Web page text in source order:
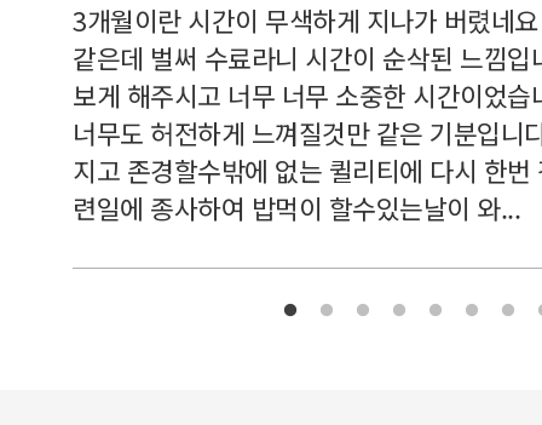
3개월이란 시간이 무색하게 지나가 버렸네
같은데 벌써 수료라니 시간이 순삭된 느낌
보게 해주시고 너무 너무 소중한 시간이었
너무도 허전하게 느껴질것만 같은 기분입니
지고 존경할수밖에 없는 퀼리티에 다시 한
련일에 종사하여 밥먹이 할수있는날이 와...